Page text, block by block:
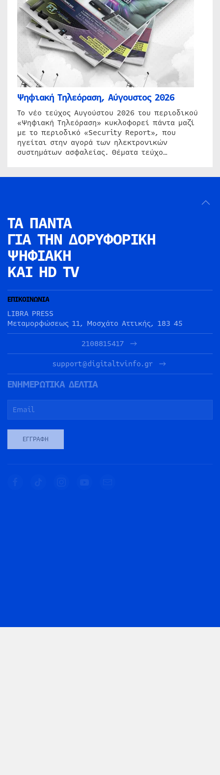
Ψηφιακή Τηλεόραση, Αύγουστος 2026
Το νέο τεύχος Αυγούστου 2026 του περιοδικού
«Ψηφιακή Τηλεόραση» κυκλοφορεί πάντα μαζί
με το περιοδικό «Security Report», που
ηγείται στην αγορά των ηλεκτρονικών
συστημάτων ασφαλείας. Θέματα τεύχο…
ΤΑ ΠΑΝΤΑ
ΓΙΑ ΤΗΝ ΔΟΡΥΦΟΡΙΚΗ
ΨΗΦΙΑΚΗ
ΚΑΙ HD TV
ΕΠΙΚΟΙΝΩΝΙΑ
LIBRA PRESS
Μεταμορφώσεως 11, Μοσχάτο Αττικής, 183 45
2108815417
support@digitaltvinfo.gr
ΕΝΗΜΕΡΩΤΙΚΑ ΔΕΛΤΙΑ
ΕΓΓΡΑΦΉ